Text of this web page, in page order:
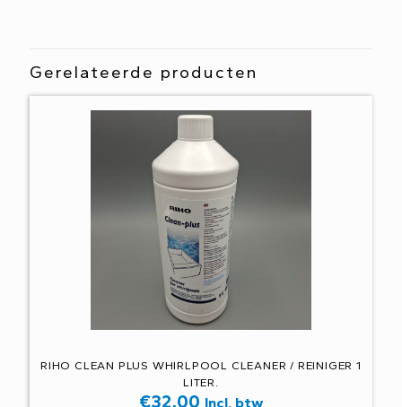
Gerelateerde producten
RIHO CLEAN PLUS WHIRLPOOL CLEANER / REINIGER 1
LITER.
€32,00 Incl. btw